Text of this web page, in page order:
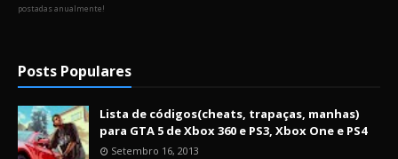
postadas anualmente!
Posts Populares
Lista de códigos(cheats, trapaças, manhas)
para GTA 5 de Xbox 360 e PS3, Xbox One e PS4
Setembro 16, 2013